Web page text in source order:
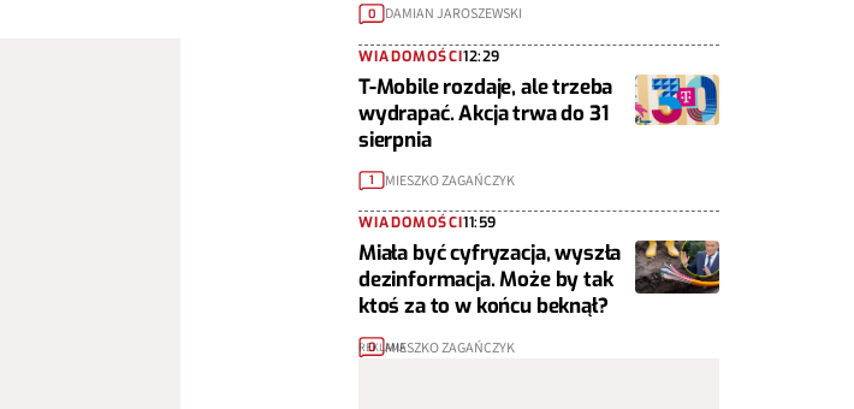
0 DAMIAN JAROSZEWSKI
WIADOMOŚCI12:29
T-Mobile rozdaje, ale trzeba
wydrapać. Akcja trwa do 31
sierpnia
1 MIESZKO ZAGAŃCZYK
WIADOMOŚCI11:59
Miała być cyfryzacja, wyszła
dezinformacja. Może by tak
ktoś za to w końcu beknął?
0 MIESZKO ZAGAŃCZYK